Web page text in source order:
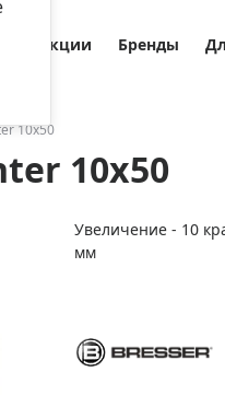
для микроскопов
для зрительных труб
для луп
для приборов ночного
оптики по
Акции Бренды
10x50
10x50
Увеличение - 10
мм